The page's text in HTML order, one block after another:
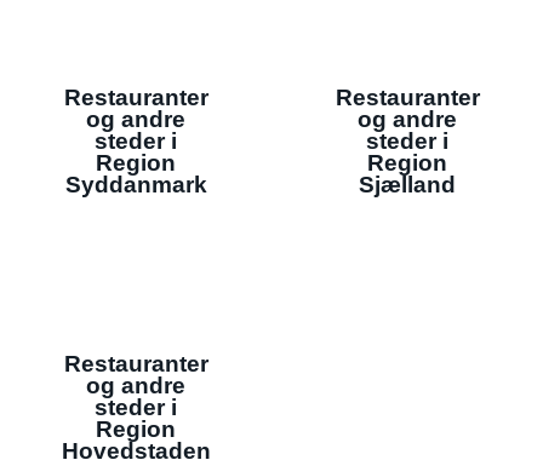
Restauranter
og andre
steder i
Region
Syddanmark
Restauranter
og andre
steder i
Region
Sjælland
Restauranter
og andre
steder i
Region
Hovedstaden